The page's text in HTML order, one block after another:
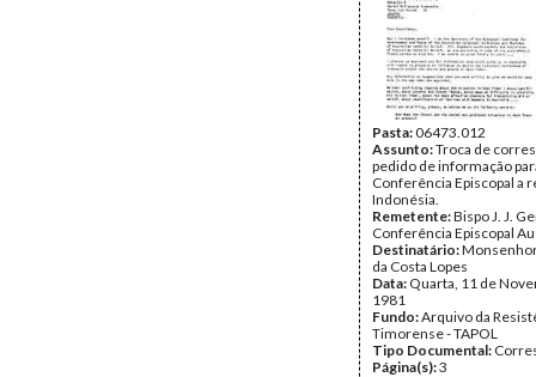
Pasta:06473.012
Assunto:Troca de
pedido de informação
Conferência Episcopal a
Indonésia.
Remetente:Bispo J. J.
Conferência Episcopal
Destinatário:
da Costa Lopes
Data: Quarta, 11 de
1981
Fundo:Arquivo da
Timorense - TAPOL
Tipo Documental:
Página(s):3